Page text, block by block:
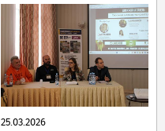
25.03.2026